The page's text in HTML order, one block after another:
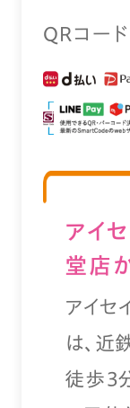
QRコー
アイ
堂店
アイセ
は、近
徒歩３